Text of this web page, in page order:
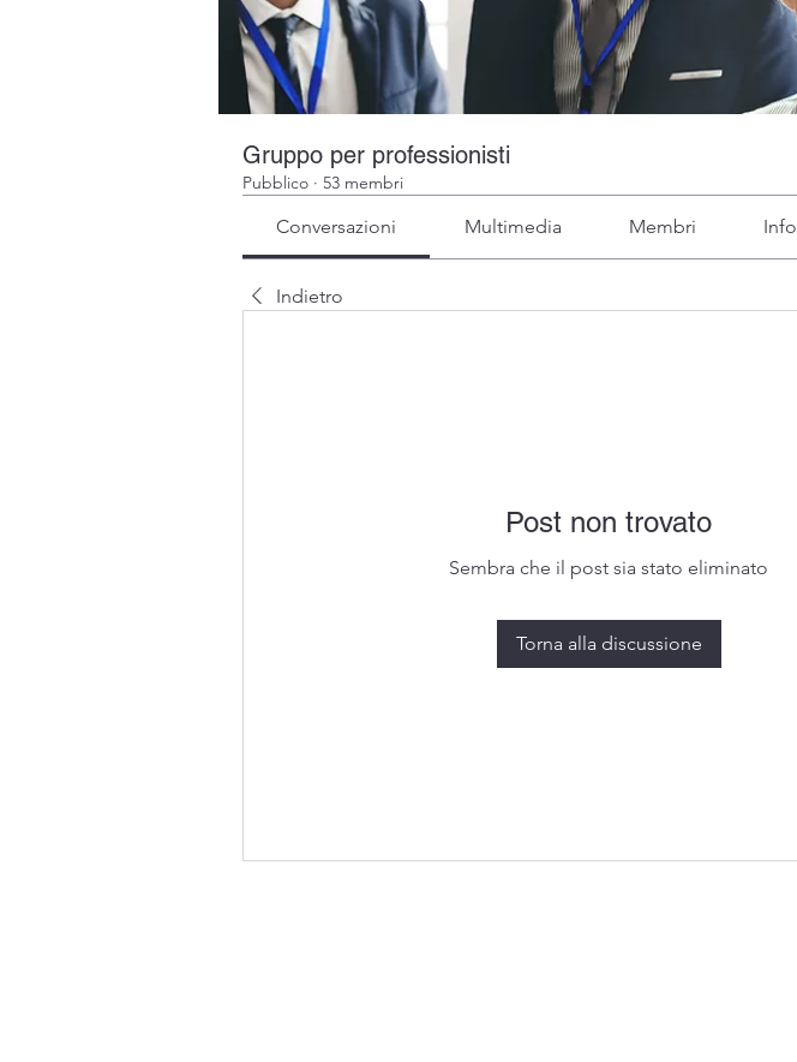
Gruppo per professionisti
Pubblico · 53 membri
Conversazioni Multimedia Membri Info
Indietro
Post non trovato
Sembra che il post sia stato eliminato
Torna alla discussione